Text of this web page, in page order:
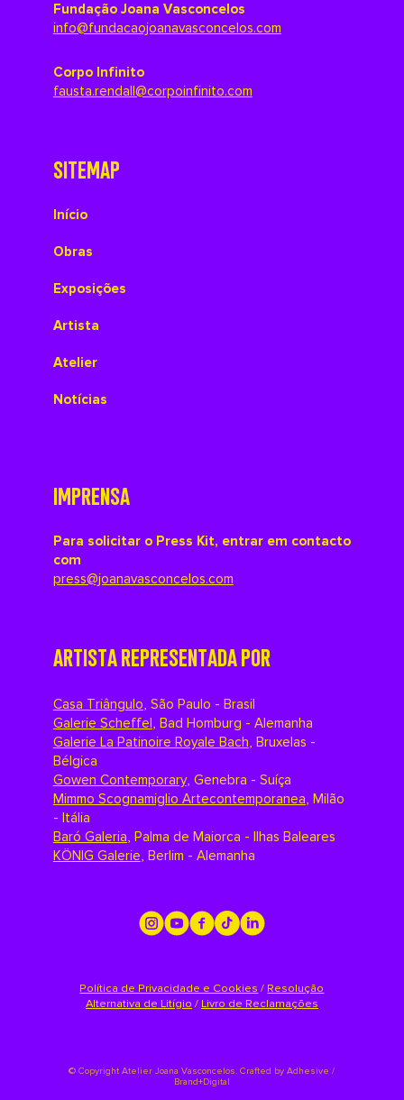
Fundação Joana Vasconcelos
info@fundacaojoanavasconcelos.com
Corpo Infinito
fausta.rendall@corpoinfinito.com
SITEMAP
Início
Obras
Exposições
Artista
Atelier
Notícias
IMPRENSA
Para solicitar o Press Kit, entrar em contacto
com
press@joanavasconcelos.com
ARTISTA REPRESENTADA POR
Casa Triângulo, São Paulo - Brasil
Galerie Scheffel, Bad Homburg - Alemanha
Galerie La Patinoire Royale Bach, Bruxelas -
Bélgica
Gowen Contemporary, Genebra - Suíça
Mimmo Scognamiglio Artecontemporanea, Milão
- Itália
Baró Galeria, Palma de Maiorca - Ilhas Baleares
KÖNIG Galerie, Berlim - Alemanha
Política de Privacidade e Cookies / Resolução
Alternativa de Litígio / Livro de Reclamações
©Copyright Atelier Joana Vasconcelos. Crafted by Adhesive /
Brand+Digital